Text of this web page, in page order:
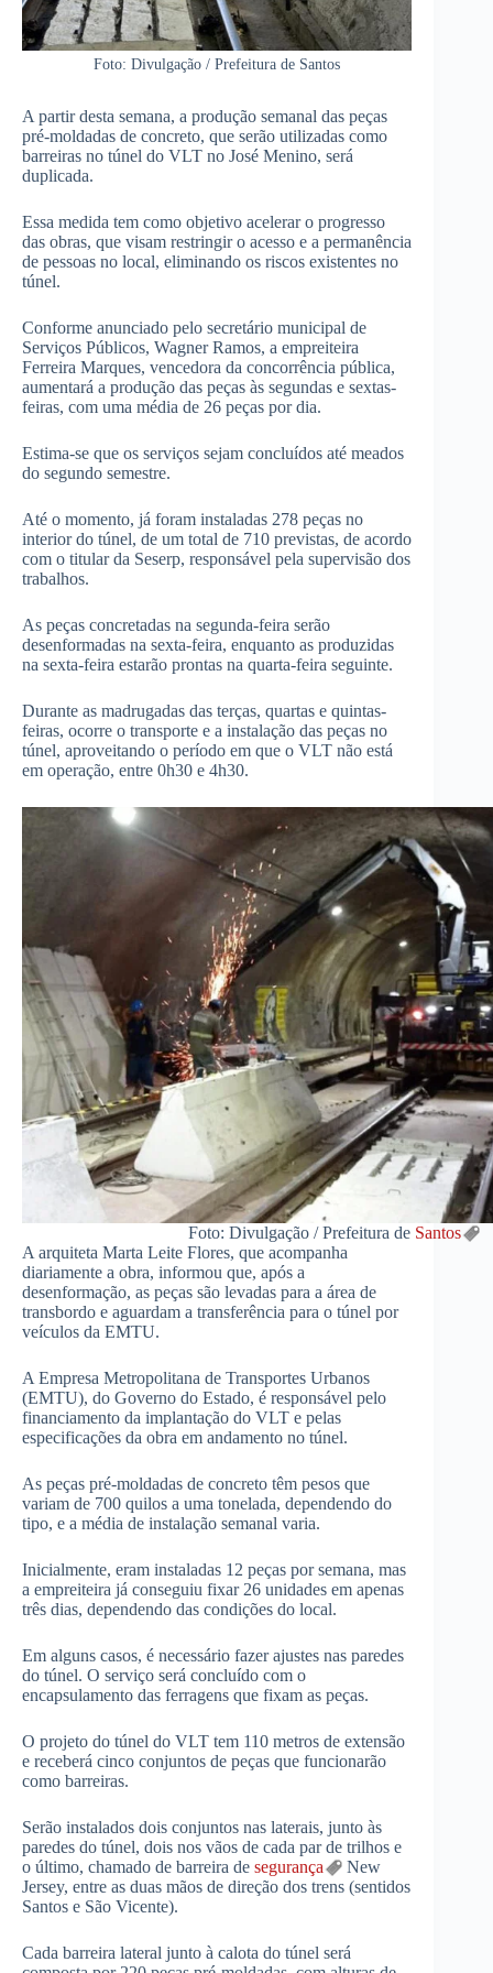
Foto: Divulgação / Prefeitura de Santos
A partir desta semana, a produção semanal das peças
pré-moldadas de concreto, que serão utilizadas como
barreiras no túnel do VLT no José Menino, será
duplicada.
Essa medida tem como objetivo acelerar o progresso
das obras, que visam restringir o acesso e a permanência
de pessoas no local, eliminando os riscos existentes no
túnel.
Conforme anunciado pelo secretário municipal de
Serviços Públicos, Wagner Ramos, a empreiteira
Ferreira Marques, vencedora da concorrência pública,
aumentará a produção das peças às segundas e sextas-
feiras, com uma média de 26 peças por dia.
Estima-se que os serviços sejam concluídos até meados
do segundo semestre.
Até o momento, já foram instaladas 278 peças no
interior do túnel, de um total de 710 previstas, de acordo
com o titular da Seserp, responsável pela supervisão dos
trabalhos.
As peças concretadas na segunda-feira serão
desenformadas na sexta-feira, enquanto as produzidas
na sexta-feira estarão prontas na quarta-feira seguinte.
Durante as madrugadas das terças, quartas e quintas-
feiras, ocorre o transporte e a instalação das peças no
túnel, aproveitando o período em que o VLT não está
em operação, entre 0h30 e 4h30.
Foto: Divulgação / Prefeitura de Santos
A arquiteta Marta Leite Flores, que acompanha
diariamente a obra, informou que, após a
desenformação, as peças são levadas para a área de
transbordo e aguardam a transferência para o túnel por
veículos da EMTU.
A Empresa Metropolitana de Transportes Urbanos
(EMTU), do Governo do Estado, é responsável pelo
financiamento da implantação do VLT e pelas
especificações da obra em andamento no túnel.
As peças pré-moldadas de concreto têm pesos que
variam de 700 quilos a uma tonelada, dependendo do
tipo, e a média de instalação semanal varia.
Inicialmente, eram instaladas 12 peças por semana, mas
a empreiteira já conseguiu fixar 26 unidades em apenas
três dias, dependendo das condições do local.
Em alguns casos, é necessário fazer ajustes nas paredes
do túnel. O serviço será concluído com o
encapsulamento das ferragens que fixam as peças.
O projeto do túnel do VLT tem 110 metros de extensão
e receberá cinco conjuntos de peças que funcionarão
como barreiras.
Serão instalados dois conjuntos nas laterais, junto às
paredes do túnel, dois nos vãos de cada par de trilhos e
o último, chamado de barreira de segurança
New
Jersey, entre as duas mãos de direção dos trens (sentidos
Santos e São Vicente).
Cada barreira lateral junto à calota do túnel será